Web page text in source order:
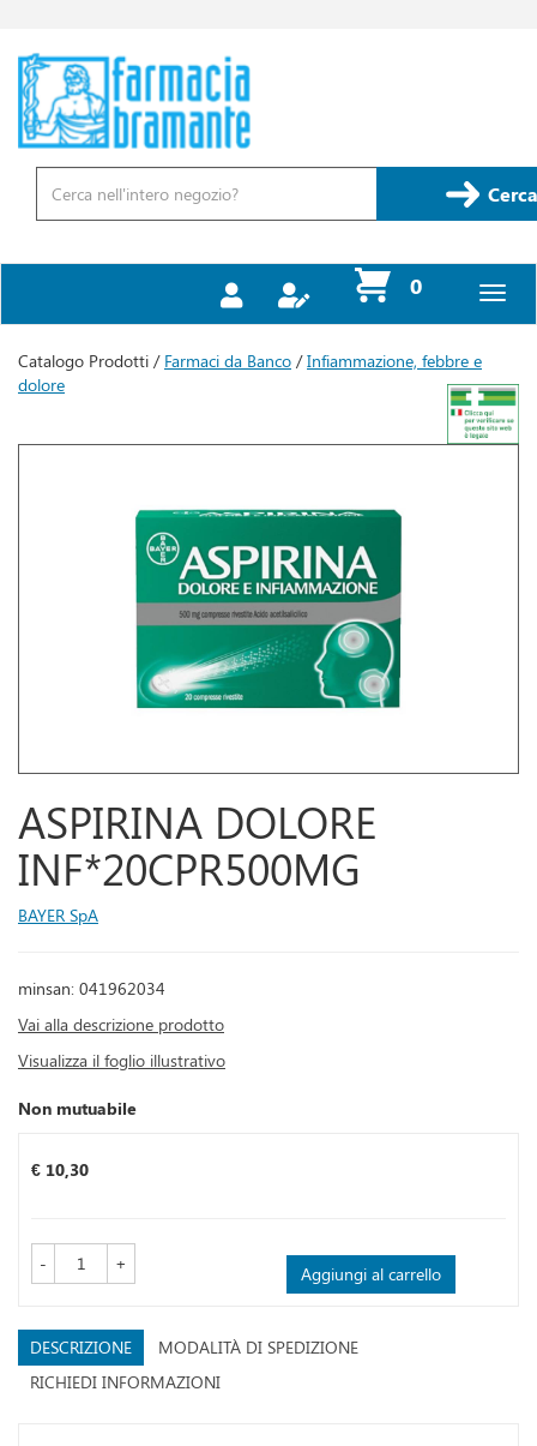
contenuto
principale
Farmacia
Bramante
Prodotto
0prodotti
inseriti
Catalogo Prodotti / Farmaci da Banco /Infiammazione, febbre e
dolore
ASPIRINA DOLORE
INF*20CPR500MG
BAYER SpA
minsan: 041962034
Vai alla descrizione prodotto
Visualizza il foglio illustrativo
Non mutuabile
Prezzo
€ 10,30
- + Aggiungi al carrello
DESCRIZIONE
MODALITÀ DI SPEDIZIONE
RICHIEDI INFORMAZIONI